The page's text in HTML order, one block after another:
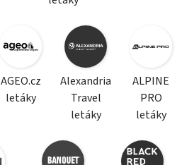
AGEO.cz
letáky
Alexandria
Travel
letáky
ALPINE
PRO
letáky